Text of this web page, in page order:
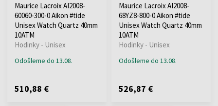
Maurice Lacroix AI2008-
60060-300-0 Aikon #tide
Unisex Watch Quartz 40mm
10ATM
Hodinky - Unisex
Odošleme do 13.08.
510,88 €
Maurice Lacroix AI2008-
68YZ8-800-0 Aikon #tide
Unisex Watch Quartz 40mm
10ATM
Hodinky - Unisex
Odošleme do 13.08.
526,87 €